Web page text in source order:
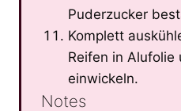
Puderzucker
Komplett
Reifen in Alufolie
einwickeln.
Notes